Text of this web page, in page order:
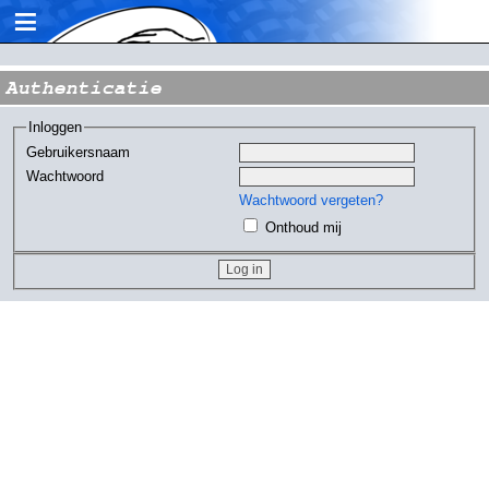
≡
Authenticatie
Inloggen
Gebruikersnaam
Wachtwoord
Wachtwoord vergeten?
Onthoud mij